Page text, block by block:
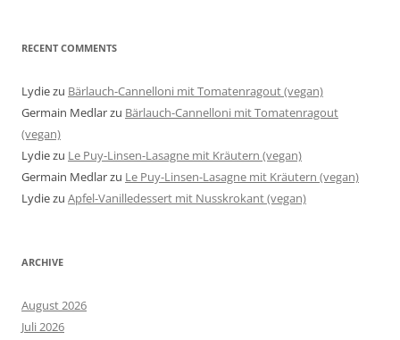
RECENT COMMENTS
Lydiezu Bärlauch-Cannelloni mit Tomatenragout (vegan)
Germain Medlarzu Bärlauch-Cannelloni mit Tomatenragout
(vegan)
Lydiezu Le Puy-Linsen-Lasagne mit Kräutern (vegan)
Germain Medlarzu Le Puy-Linsen-Lasagne mit Kräutern (vegan)
Lydiezu Apfel-Vanilledessert mit Nusskrokant (vegan)
ARCHIVE
August 2026
Juli 2026